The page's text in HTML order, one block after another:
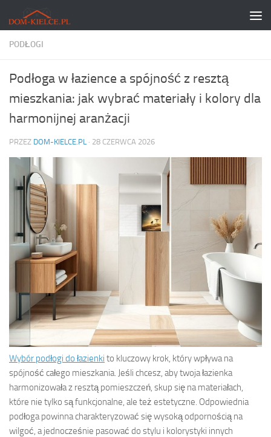
Skip to content
PODŁOGI
Podłoga w łazience a spójność z resztą
mieszkania: jak wybrać materiały i kolory dla
harmonijnej aranżacji
PRZEZ DOM-KIELCE.PL · 28 CZERWCA 2026
Wybór podłogi do łazienki to kluczowy krok, który wpływa na
spójność całego mieszkania. Jeśli chcesz, aby twoja łazienka
harmonizowała z resztą pomieszczeń, skup się na materiałach,
które nie tylko są funkcjonalne, ale też estetyczne. Odpowiednia
podłoga powinna charakteryzować się wysoką odpornością na
wilgoć, a jednocześnie pasować do stylu i kolorystyki innych